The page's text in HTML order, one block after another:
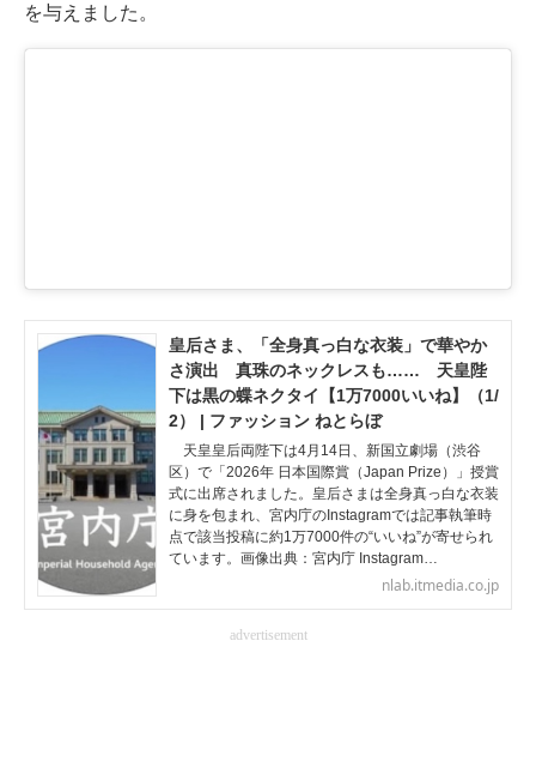
を与えました。
皇后さま、「全身真っ白な衣装」で華やか
さ演出 真珠のネックレスも…… 天皇陛
下は黒の蝶ネクタイ【1万7000いいね】（1/
2） | ファッション ねとらぼ
天皇皇后両陛下は4月14日、新国立劇場（渋谷
区）で「2026年 日本国際賞（Japan Prize）」授賞
式に出席されました。皇后さまは全身真っ白な衣装
に身を包まれ、宮内庁のInstagramでは記事執筆時
点で該当投稿に約1万7000件の“いいね”が寄せられ
ています。画像出典：宮内庁 Instagram…
nlab.itmedia.co.jp
advertisement